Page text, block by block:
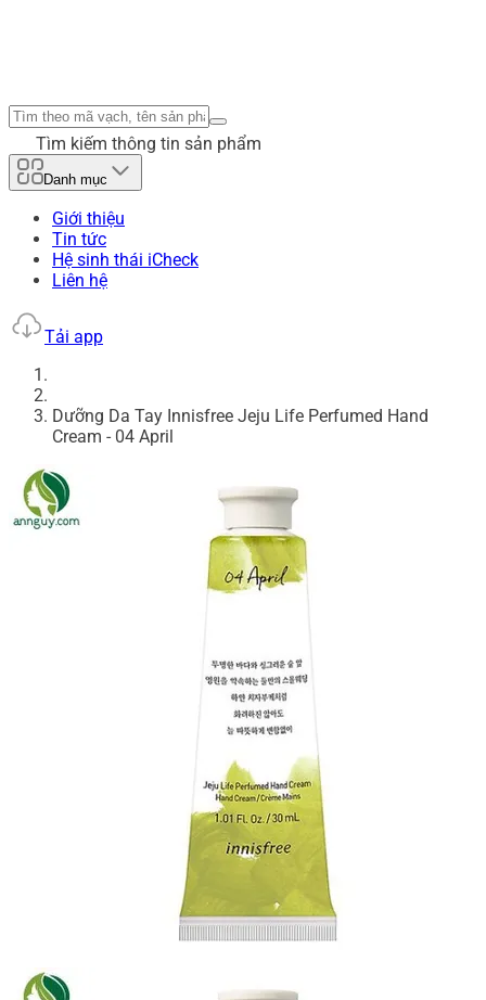
Tìm kiếm thông tin sản phẩm
Danh mục
Giới thiệu
Tin tức
Hệ sinh thái iCheck
Liên hệ
Tải app
Dưỡng Da Tay Innisfree Jeju Life Perfumed Hand
Cream - 04 April